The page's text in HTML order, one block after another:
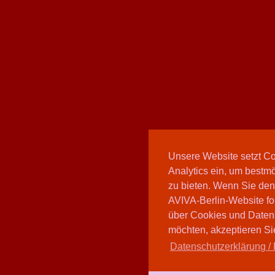
Unsere Website setzt
Analytics ein, um
zu bieten. Wenn Sie
AVIVA-Berlin-Website
über Cookies und
möchten, akzeptieren
Datenschutzerklärung /